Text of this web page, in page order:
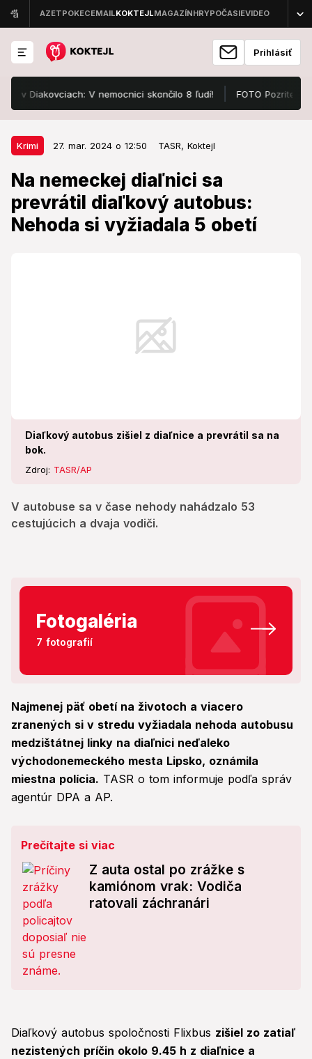
Prihlásiť
Diakovciach: V nemocnici skončilo 8 ľudí! FOTO Pozrite, v
Krimi 27. mar. 2024 o 12:50 TASR, Koktejl
Na nemeckej diaľnici sa
prevrátil diaľkový autobus:
Nehoda si vyžiadala 5 obetí
Diaľkový autobus zišiel z diaľnice a prevrátil sa na
bok.
Zdroj: TASR/AP
V autobuse sa v čase nehody nahádzalo 53
cestujúcich a dvaja vodiči.
Krimi 27. mar. 2024 o 12:50
Na nemeckej diaľnici sa prevrátil
diaľkový autobus: Nehoda si
vyžiadala 5 obetí
Fotogaléria
7 fotografií
Najmenej päť obetí na životoch a viacero
zranených si v stredu vyžiadala nehoda autobusu
medzištátnej linky na diaľnici neďaleko
východonemeckého mesta Lipsko, oznámila
miestna polícia. TASR o tom informuje podľa správ
agentúr DPA a AP.
Prečítajte si viac
Z auta ostal po zrážke s
kamiónom vrak: Vodiča
ratovali záchranári
Diaľkový autobus spoločnosti Flixbus zišiel zo zatiaľ
nezistených príčin okolo 9.45 h z diaľnice a